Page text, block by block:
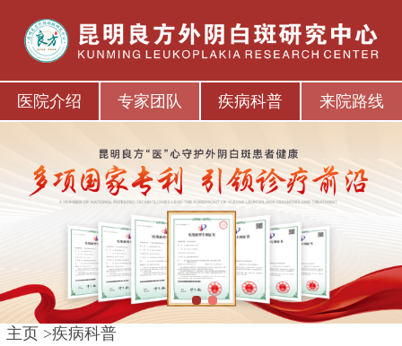
医院介绍 专家团队 疾病科普 来院路线
主页 >疾病科普